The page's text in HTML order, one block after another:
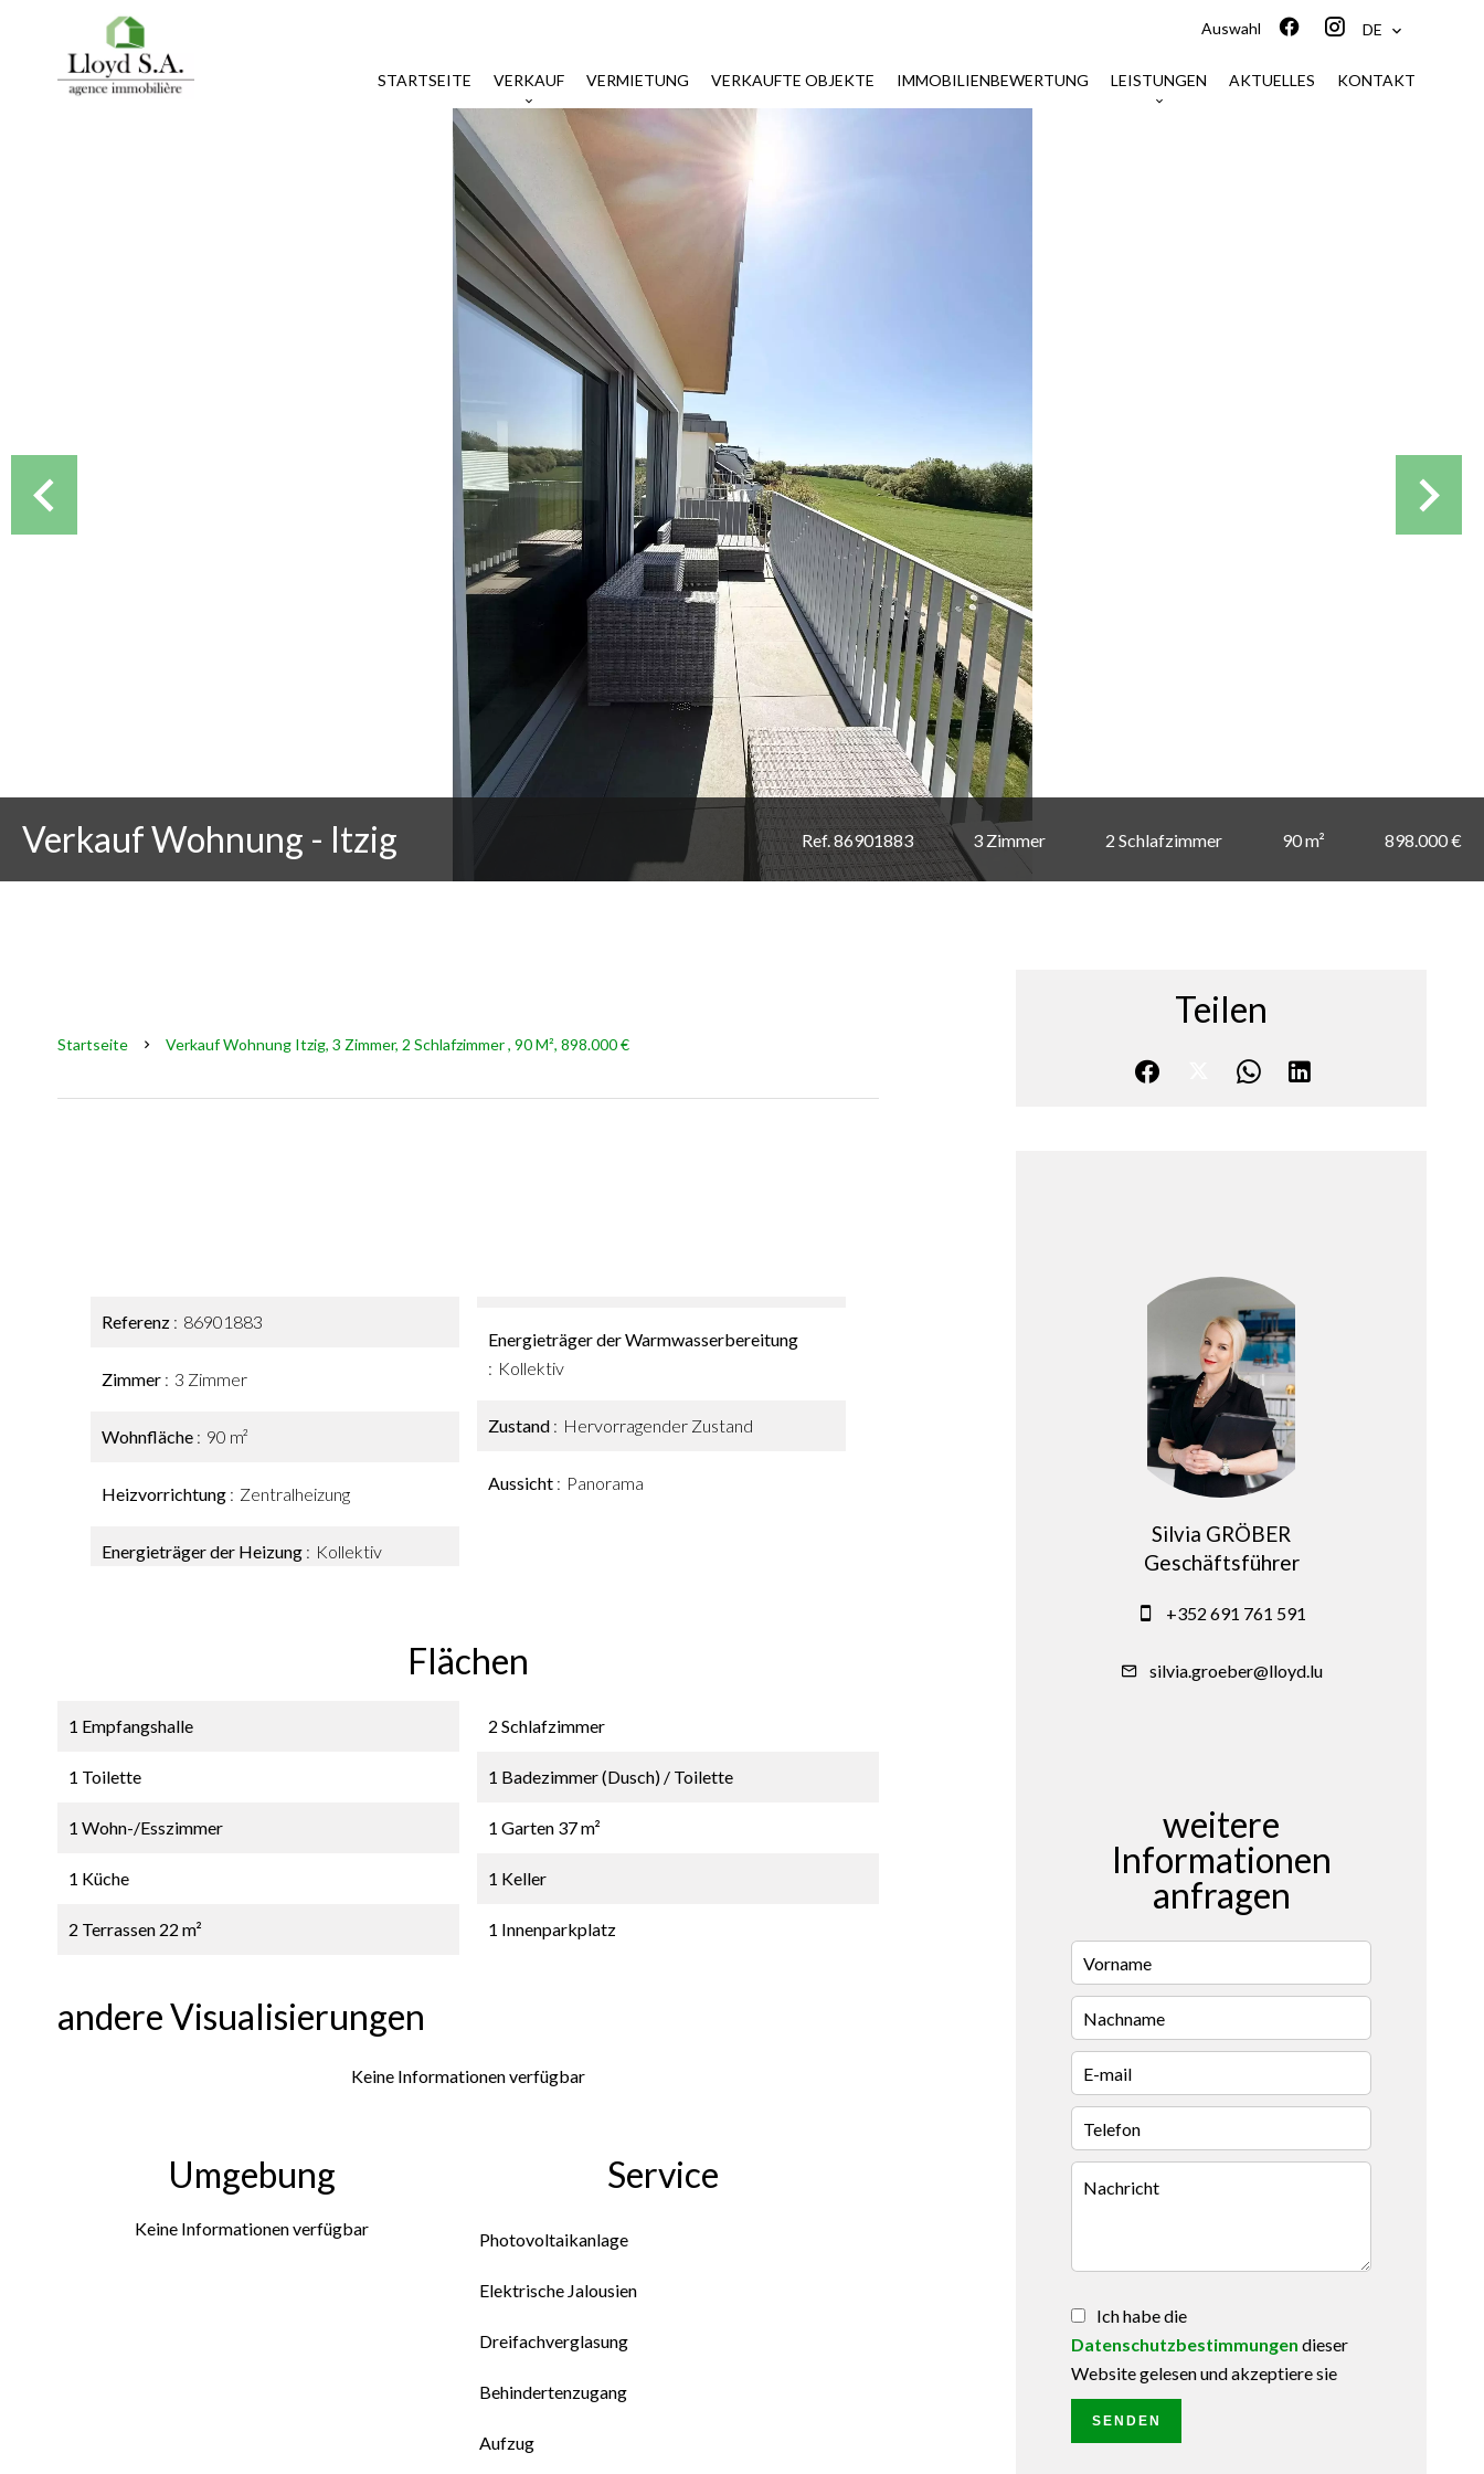
Auswahl DE
STARTSEITE VERKAUF VERMIETUNG VERKAUFTE OBJEKTE IMMOBILIENBEWERTUNG LEISTUNGEN AKTUELLES KONTAKT
Verkauf Wohnung - Itzig Ref. 86901883 3 Zimmer 2 Schlafzimmer 90 m² 898.000 €
Startseite Verkauf Wohnung Itzig, 3 Zimmer, 2 Schlafzimmer , 90 M², 898.000 €
Referenz 86901883
Zimmer 3 Zimmer
Wohnfläche 90 m²
Heizvorrichtung Zentralheizung
Energieträger der Heizung Kollektiv
Energieträger der Warmwasserbereitung
Kollektiv
Zustand Hervorragender Zustand
Aussicht Panorama
Flächen
1 Empfangshalle
1 Toilette
1 Wohn-/Esszimmer
1 Küche
2 Terrassen 22 m²
2 Schlafzimmer
1 Badezimmer (Dusch) / Toilette
1 Garten 37 m²
1 Keller
1 Innenparkplatz
andere Visualisierungen
Keine Informationen verfügbar
Umgebung
Keine Informationen verfügbar
Service
Photovoltaikanlage
Elektrische Jalousien
Dreifachverglasung
Behindertenzugang
Aufzug
Teilen
Silvia GRÖBER
Geschäftsführer
+352 691 761 591
silvia.groeber@lloyd.lu
weitere
Informationen
anfragen
Ich habe die
Datenschutzbestimmungen dieser
Website gelesen und akzeptiere sie
SENDEN